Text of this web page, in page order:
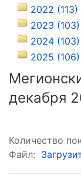
2022 (113)
2023 (103)
2024 (103)
2025 (106)
декабря
Количество
Файл: